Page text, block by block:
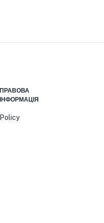
ПРАВОВА
ІНФОРМАЦІЯ
Policy